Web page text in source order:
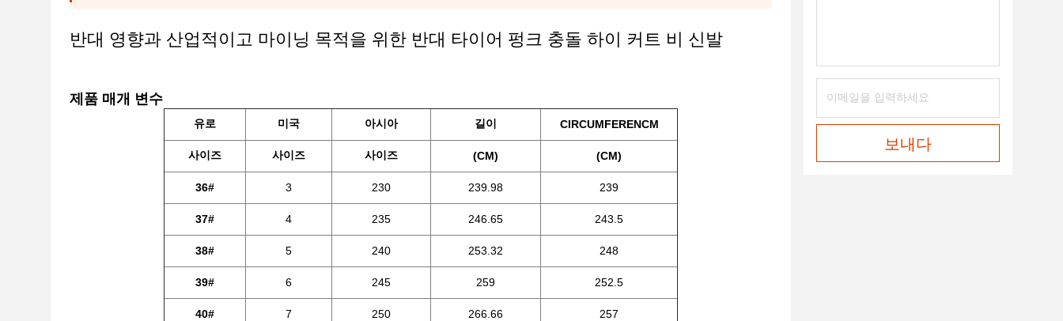
반대 영향과 산업적이고 마이닝 목적을 위한 반대 타이어 펑크 충돌 하이 커트 비 신발
제품 매개 변수
유로 미국 아시아 길이 CIRCUMFERENCM
사이즈 사이즈 사이즈 (CM) (CM)
36# 3 230 239.98 239
37# 4 235 246.65 243.5
38# 5 240 253.32 248
39# 6 245 259 252.5
40# 7 250 266.66 257
보내다